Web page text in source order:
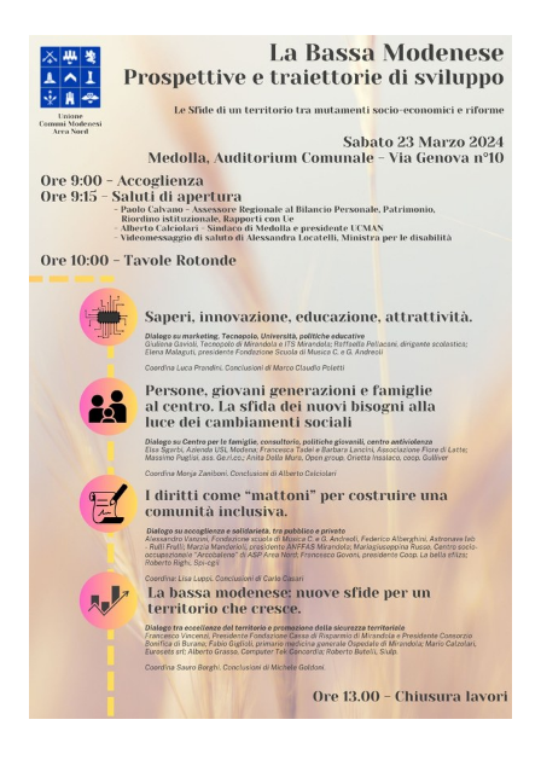
territorio
Tutti
TERRA
argomenti...
Seguici